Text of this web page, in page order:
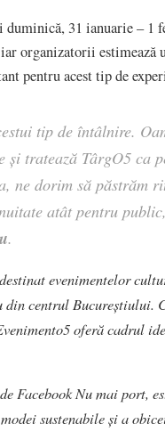
duminică, 31 ianuarie –
organizatorii estimează
pentru acest tip de
tip de întâlnire.
și tratează TârgO5 ca
ne dorim să păstrăm
atât pentru
.
evenimentelor
centrul Bucureștiului.
oferă cadrul
Facebook Nu mai port,
sustenabile și a